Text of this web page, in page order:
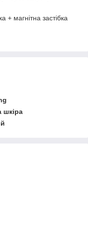
+ магнітна застібка
шкіра